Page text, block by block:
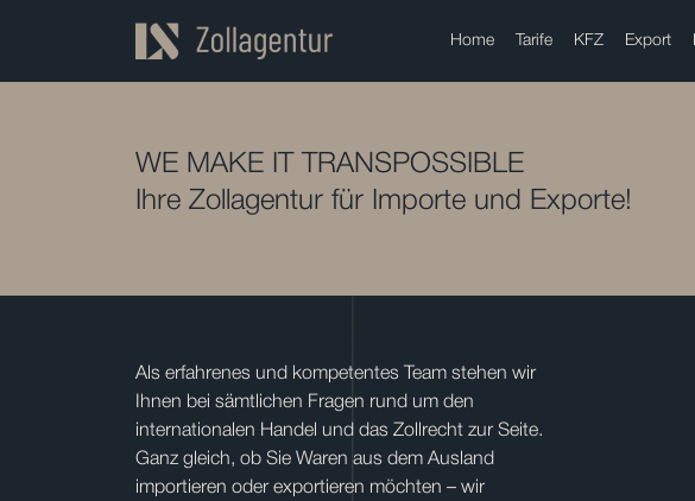
Home Tarife KFZ Export
WE MAKE IT TRANSPOSSIBLE
Ihre Zollagentur für Importe und Exporte!
Als erfahrenes und kompetentes Team stehen wir
Ihnen bei sämtlichen Fragen rund um den
internationalen Handel und das Zollrecht zur Seite.
Ganz gleich, ob Sie Waren aus dem Ausland
importieren oder exportieren möchten – wir